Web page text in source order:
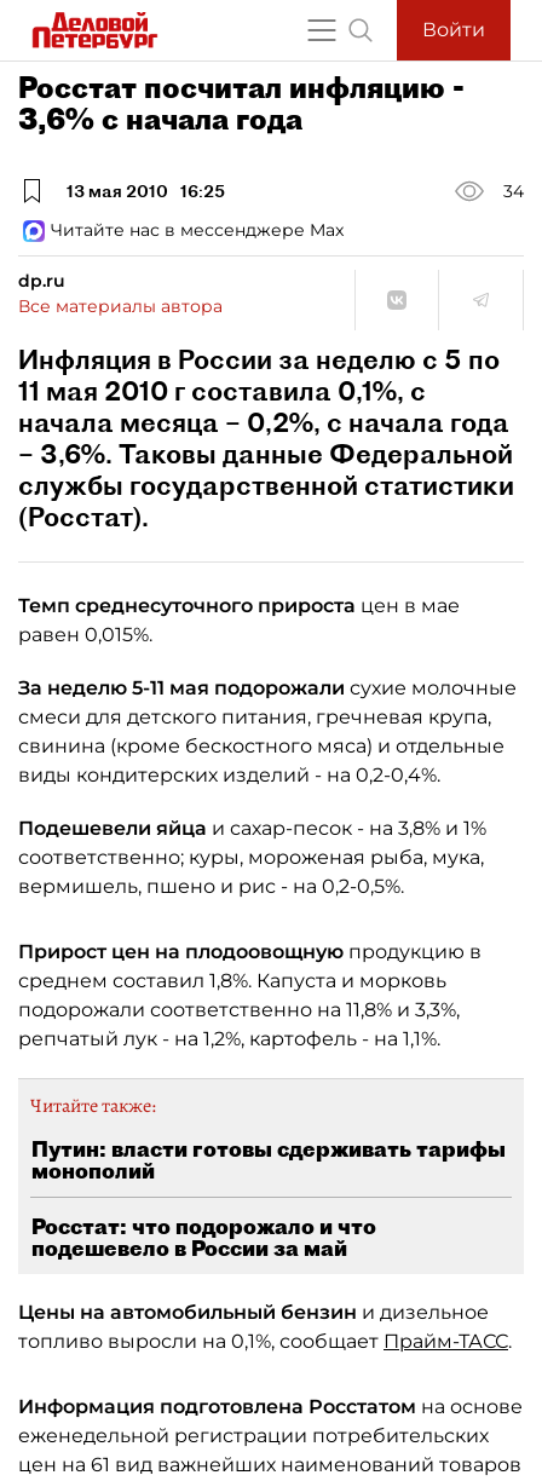
Войти
Росстат посчитал инфляцию -
3,6% с начала года
13 мая 2010 16:25
34
Читайте нас в мессенджере Max
dp.ru
Все материалы автора
Инфляция в России за неделю с 5 по
11 мая 2010 г составила 0,1%, с
начала месяца – 0,2%, с начала года
– 3,6%. Таковы данные Федеральной
службы государственной статистики
(Росстат).
Темп среднесуточного прироста цен в мае
равен 0,015%.
За неделю 5-11 мая подорожали сухие молочные
смеси для детского питания, гречневая крупа,
свинина (кроме бескостного мяса) и отдельные
виды кондитерских изделий - на 0,2-0,4%.
Подешевели яйца и сахар-песок - на 3,8% и 1%
соответственно; куры, мороженая рыба, мука,
вермишель, пшено и рис - на 0,2-0,5%.
Прирост цен на плодоовощную продукцию в
среднем составил 1,8%. Капуста и морковь
подорожали соответственно на 11,8% и 3,3%,
репчатый лук - на 1,2%, картофель - на 1,1%.
Читайте также:
Путин: власти готовы сдерживать тарифы
монополий
Росстат: что подорожало и что
подешевело в России за май
Цены на автомобильный бензин и дизельное
топливо выросли на 0,1%, сообщает Прайм-ТАСС.
Информация подготовлена Росстатом на основе
еженедельной регистрации потребительских
цен на 61 вид важнейших наименований товаров